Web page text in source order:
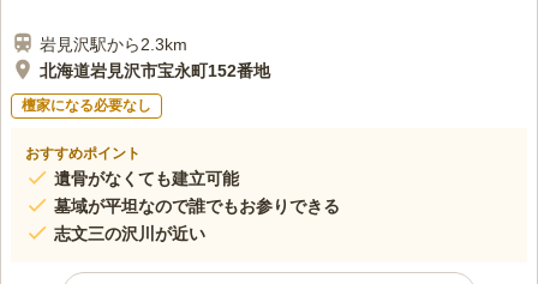
岩見沢駅から2.3km
北海道岩見沢市宝永町152番地
檀家になる必要なし
おすすめポイント
遺骨がなくても建立可能
墓域が平坦なので誰でもお参りできる
志文三の沢川が近い